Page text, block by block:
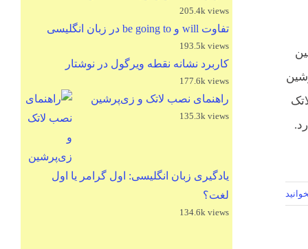
205.4k views
تفاوت will و be going to در زبان انگلیسی
193.5k views
کاربرد نشانه نقطه ویرگول در نوشتار
177.6k views
راهنمای نصب لاتک و زی‌پرشین
135.3k views
یادگیری زبان انگلیسی: اول گرامر یا اول
لغت؟
134.6k views